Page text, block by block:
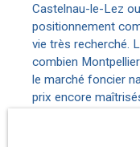
Castelnau-le-Lez
positionnement
vie très recherché.
combien
le marché foncier
prix encore